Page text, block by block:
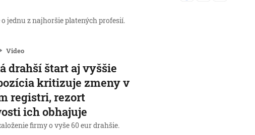
jednu z najhoršie platených profesií.
Video
drahší štart aj vyššie
kritizuje zmeny v
registri, rezort
ich obhajuje
firmy o vyše 60 eur drahšie.